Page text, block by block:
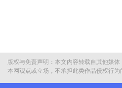
版权与免责声明：本文内容转载自其他媒
本网观点或立场，不承担此类作品侵权行为